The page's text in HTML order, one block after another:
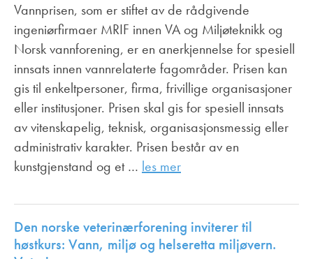
Vannprisen, som er stiftet av de rådgivende
ingeniørfirmaer MRIF innen VA­ og Miljøteknikk og
Norsk vannforening, er en anerkjennelse for spesiell
innsats innen vannrelaterte fagområder. Prisen kan
gis til enkeltpersoner, firma, frivillige organisasjoner
eller institusjoner. Prisen skal gis for spesiell innsats
av vitenskapelig, teknisk, organisasjonsmessig eller
administrativ karakter. Prisen består av en
kunstgjenstand og et … les mer
Den norske veterinærforening inviterer til
høstkurs: Vann, miljø og helseretta miljøvern.